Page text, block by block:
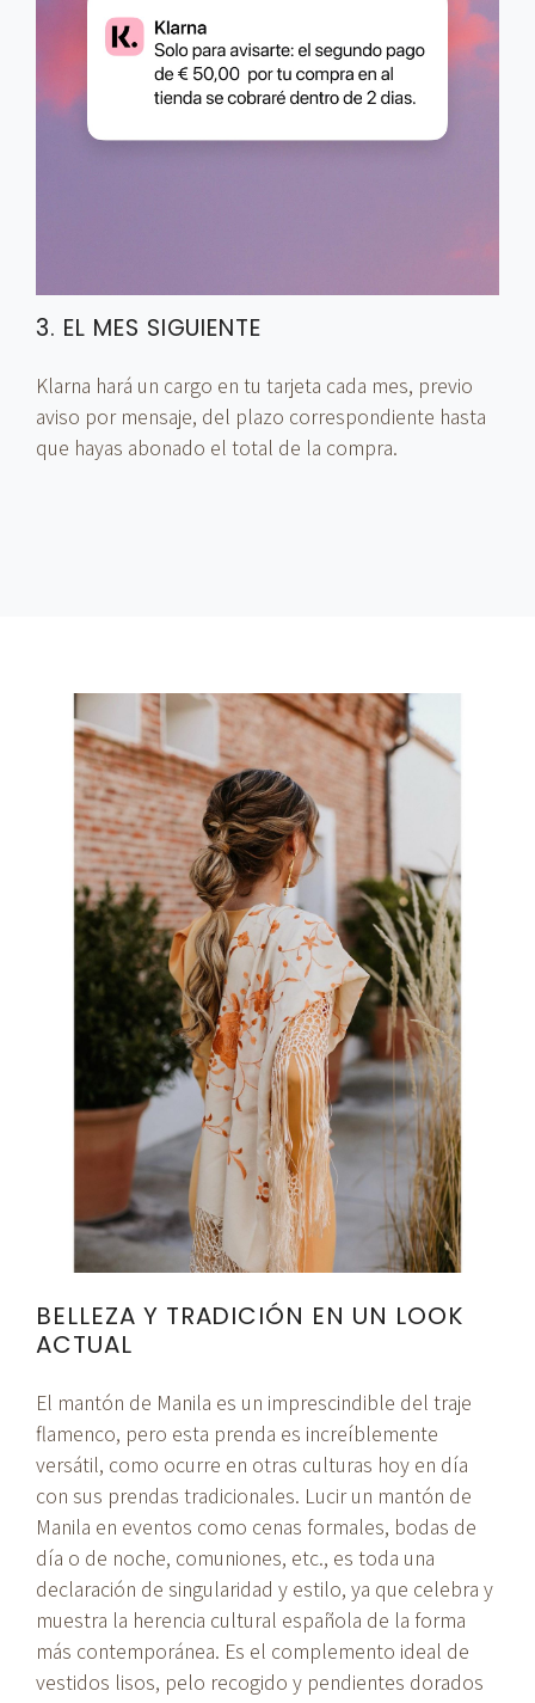
3. EL MES SIGUIENTE
Klarna hará un cargo en tu tarjeta cada mes, previo
aviso por mensaje, del plazo correspondiente hasta
que hayas abonado el total de la compra.
BELLEZA Y TRADICIÓN EN UN LOOK
ACTUAL
El mantón de Manila es un imprescindible del traje
flamenco, pero esta prenda es increíblemente
versátil, como ocurre en otras culturas hoy en día
con sus prendas tradicionales. Lucir un mantón de
Manila en eventos como cenas formales, bodas de
día o de noche, comuniones, etc., es toda una
declaración de singularidad y estilo, ya que celebra y
muestra la herencia cultural española de la forma
más contemporánea. Es el complemento ideal de
vestidos lisos, pelo recogido y pendientes dorados